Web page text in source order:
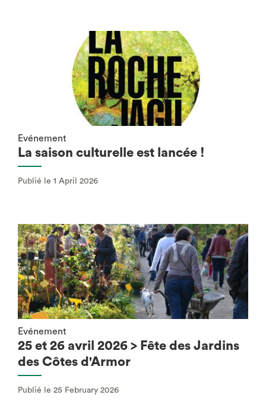
Evénement
La saison culturelle est lancée !
Publié le 1 April 2026
Evénement
25 et 26 avril 2026 > Fête des Jardins
des Côtes d'Armor
Publié le 25 February 2026